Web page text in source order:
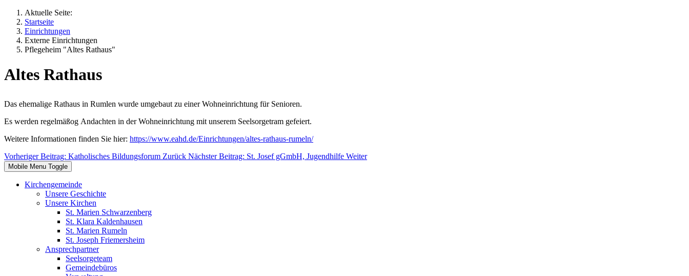
Aktuelle Seite:
Startseite
Einrichtungen
Externe Einrichtungen
Pflegeheim "Altes Rathaus"
Altes Rathaus
Das ehemalige Rathaus in Rumlen wurde umgebaut zu einer Wohneinrichtung für Senioren.
Es werden regelmäßog Andachten in der Wohneinrichtung mit unserem Seelsorgetram gefeiert.
Weitere Informationen finden Sie hier: https://www.eahd.de/Einrichtungen/altes-rathaus-rumeln/
Vorheriger Beitrag: Katholisches Bildungsforum Zurück Nächster Beitrag: St. Josef gGmbH, Jugendhilfe Weiter
Mobile Menu Toggle
Kirchengemeinde
Unsere Geschichte
Unsere Kirchen
St. Marien Schwarzenberg
St. Klara Kaldenhausen
St. Marien Rumeln
St. Joseph Friemersheim
Ansprechpartner
Seelsorgeteam
Gemeindebüros